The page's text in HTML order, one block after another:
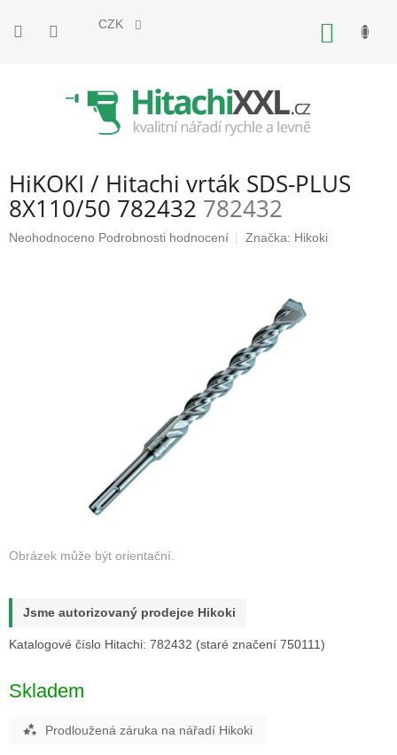
obsah
CZK
HiKOKI / Hitachi vrták SDS-PLUS
8X110/50 782432 782432
Průměrné
Neohodnoceno Podrobnosti hodnocení Značka: Hikoki
Jsme autorizovaný prodejce Hikoki
Katalogové číslo Hitachi: 782432 (staré značení 750111)
Skladem
Prodloužená záruka na nářadí Hikoki